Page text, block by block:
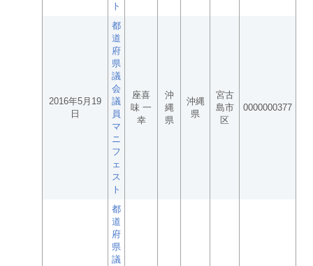
ト
2016年5月19
日
都
道
府
県
議
会
議
員
マ
ニ
フ
ェ
ス
ト
座喜
味 一
幸
沖
縄
県
沖縄
県
宮古
島市
区
0000000377
都
道
府
県
議